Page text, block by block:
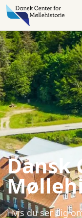
Dansk
Hvis du ser dig